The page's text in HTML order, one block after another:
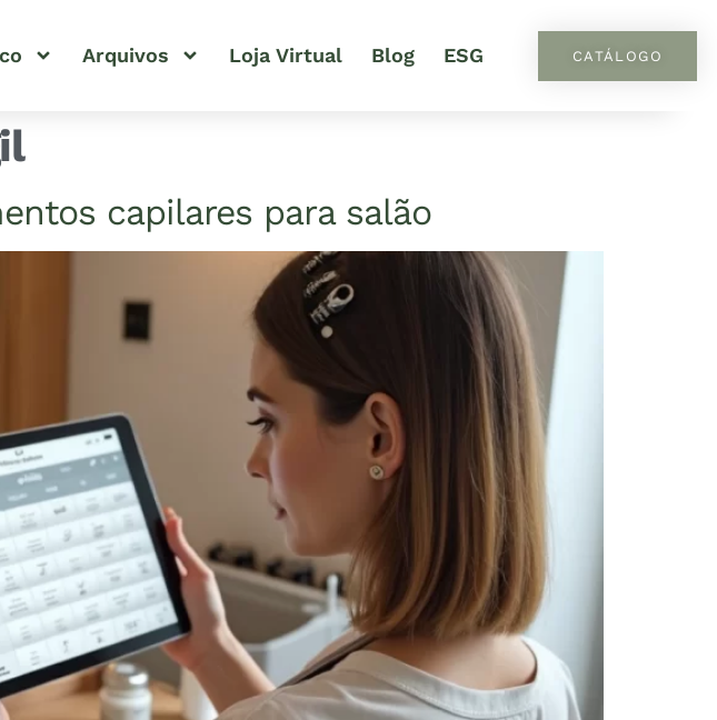
Arquivos Loja Virtual Blog ESG CATÁLOGO
capilares para salão